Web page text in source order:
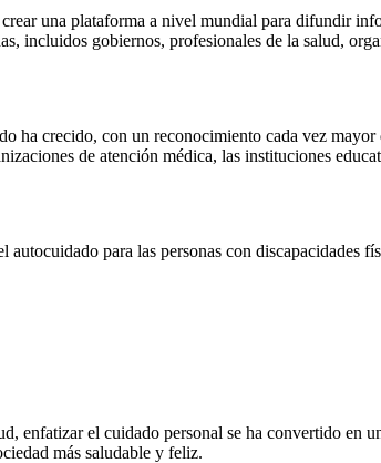
una plataforma a nivel mundial para difundir
incluidos gobiernos, profesionales de la salud,
crecido, con un reconocimiento cada vez
de atención médica, las instituciones
para las personas con
enfatizar el cuidado personal se ha convertido en
más saludable y feliz.